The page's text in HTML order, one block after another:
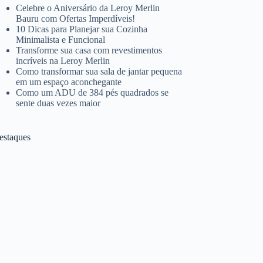
Celebre o Aniversário da Leroy Merlin
Bauru com Ofertas Imperdíveis!
10 Dicas para Planejar sua Cozinha
Minimalista e Funcional
Transforme sua casa com revestimentos
incríveis na Leroy Merlin
Como transformar sua sala de jantar pequena
em um espaço aconchegante
Como um ADU de 384 pés quadrados se
sente duas vezes maior